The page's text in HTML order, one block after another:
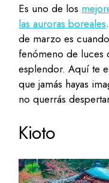
Es uno de los
las auroras boreales
de marzo es
fenómeno de luces
esplendor. Aquí te
que jamás hayas
no querrás
Kioto